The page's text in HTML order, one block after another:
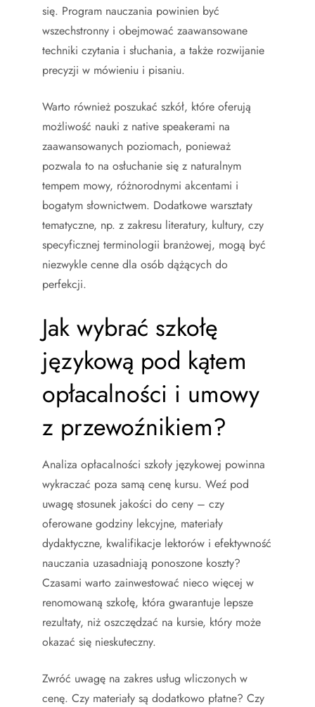
się. Program nauczania powinien być
wszechstronny i obejmować zaawansowane
techniki czytania i słuchania, a także rozwijanie
precyzji w mówieniu i pisaniu.
Warto również poszukać szkół, które oferują
możliwość nauki z native speakerami na
zaawansowanych poziomach, ponieważ
pozwala to na osłuchanie się z naturalnym
tempem mowy, różnorodnymi akcentami i
bogatym słownictwem. Dodatkowe warsztaty
tematyczne, np. z zakresu literatury, kultury, czy
specyficznej terminologii branżowej, mogą być
niezwykle cenne dla osób dążących do
perfekcji.
Jak wybrać szkołę
językową pod kątem
opłacalności i umowy
z przewoźnikiem?
Analiza opłacalności szkoły językowej powinna
wykraczać poza samą cenę kursu. Weź pod
uwagę stosunek jakości do ceny – czy
oferowane godziny lekcyjne, materiały
dydaktyczne, kwalifikacje lektorów i efektywność
nauczania uzasadniają ponoszone koszty?
Czasami warto zainwestować nieco więcej w
renomowaną szkołę, która gwarantuje lepsze
rezultaty, niż oszczędzać na kursie, który może
okazać się nieskuteczny.
Zwróć uwagę na zakres usług wliczonych w
cenę. Czy materiały są dodatkowo płatne? Czy